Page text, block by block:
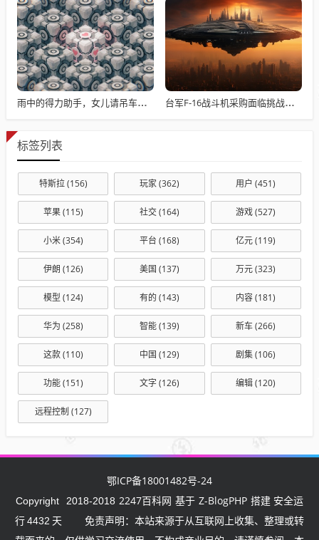
雨中的得力助手，女儿请吊车助父母快速收玉米 台军F-16战斗机采购面临挑战与困境
标签列表
特斯拉(156) 玩家(362) 用户 (451)
苹果(115) 社交(164) 游戏(527)
小米(354) 平台 (168) 亿元(119)
伊朗 (126) 美国 (137) 万元(323)
模型 (124) 有的 (143) 内容(181)
华为 (258) 智能(139) 新车(266)
这款(110) 中国 (129) 剧集(106)
功能(151) 文字(126) 编辑(120)
远程控制 (127)
鄂ICP备18001482号-24
Copyright 2018-2018 2247百科网 基于 Z-BlogPHP 搭建 安全运
行4432 天
免责声明：本站来源于从互联网上收集、整理或转